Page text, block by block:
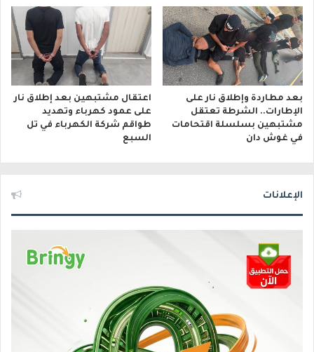
بعد مطاردة وإطلاق نار على
الإطارات.. الشرطة تعتقل
مشتبهين بسلسلة اقتحامات
في غوش دان
اعتقال مشتبهين بعد إطلاق نار
على عمود كهرباء وتهديد
طواقم شركة الكهرباء في تل
السبع
الإعلانات